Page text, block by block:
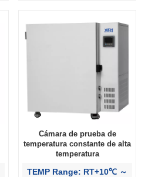
Cámara de prueba de
temperatura constante de alta
temperatura
TEMP Range: RT+10℃ ～